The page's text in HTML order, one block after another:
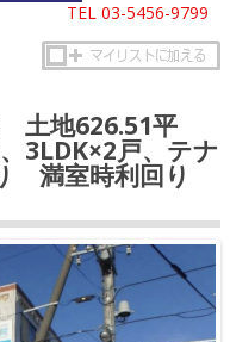
TEL 03-5456-9799
土地626.51平
3LDK×2戸、テナ
満室時利回り